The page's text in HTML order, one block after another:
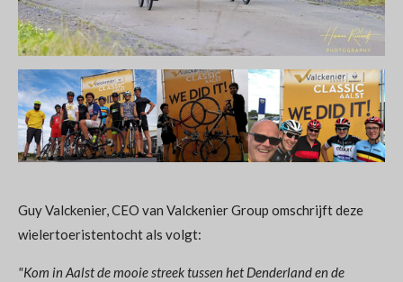
Guy Valckenier, CEO van Valckenier Group omschrijft deze
wielertoeristentocht als volgt:
"Kom in Aalst de mooie streek tussen het Denderland en de